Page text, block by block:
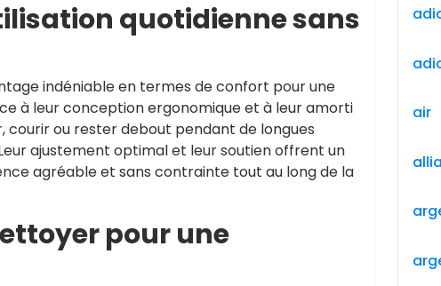
quotidienne sans
indéniable en termes de confort pour une
à leur conception ergonomique et à leur amorti
ou rester debout pendant de longues
ajustement optimal et leur soutien offrent un
agréable et sans contrainte tout au long de la
pour une
air